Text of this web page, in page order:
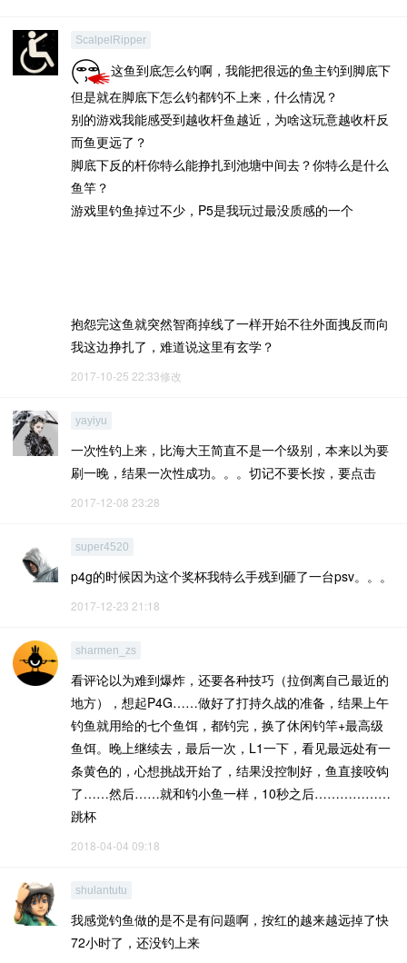
ScalpelRipper
这鱼到底怎么钓啊，我能把很远的鱼主钓到脚底下
但是就在脚底下怎么钓都钓不上来，什么情况？
别的游戏我能感受到越收杆鱼越近，为啥这玩意越收杆反
而鱼更远了？
脚底下反的杆你特么能挣扎到池塘中间去？你特么是什么
鱼竿？
游戏里钓鱼掉过不少，P5是我玩过最没质感的一个
抱怨完这鱼就突然智商掉线了一样开始不往外面拽反而向
我这边挣扎了，难道说这里有玄学？
2017-10-25 22:33修改
yayiyu
一次性钓上来，比海大王简直不是一个级别，本来以为要
刷一晚，结果一次性成功。。。切记不要长按，要点击
2017-12-08 23:28
super4520
p4g的时候因为这个奖杯我特么手残到砸了一台psv。。。
2017-12-23 21:18
sharmen_zs
看评论以为难到爆炸，还要各种技巧（拉倒离自己最近的
地方），想起P4G……做好了打持久战的准备，结果上午
钓鱼就用给的七个鱼饵，都钓完，换了休闲钓竿+最高级
鱼饵。晚上继续去，最后一次，L1一下，看见最远处有一
条黄色的，心想挑战开始了，结果没控制好，鱼直接咬钩
了……然后……就和钓小鱼一样，10秒之后………………
跳杯
2018-04-04 09:18
shulantutu
我感觉钓鱼做的是不是有问题啊，按红的越来越远掉了快
72小时了，还没钓上来